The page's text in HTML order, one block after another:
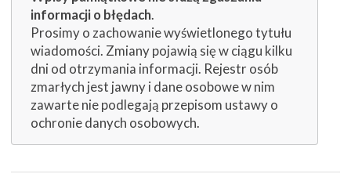
informacji o błędach.
Prosimy o zachowanie wyświetlonego tytułu
wiadomości. Zmiany pojawią się w ciągu kilku
dni od otrzymania informacji. Rejestr osób
zmarłych jest jawny i dane osobowe w nim
zawarte nie podlegają przepisom ustawy o
ochronie danych osobowych.